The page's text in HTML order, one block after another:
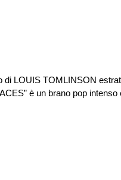
di LOUIS TOMLINSON
è un brano pop